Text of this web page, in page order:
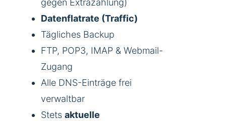
gegen Extrazahlung)
Datenflatrate (Traffic)
Tägliches Backup
FTP, POP3, IMAP & Webmail-
Zugang
Alle DNS-Einträge frei
verwaltbar
Stets aktuelle